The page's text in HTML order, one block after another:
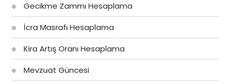
Gecikme Zammı Hesaplama
İcra Masrafı Hesaplama
Kira Artış Oranı Hesaplama
Mevzuat Güncesi